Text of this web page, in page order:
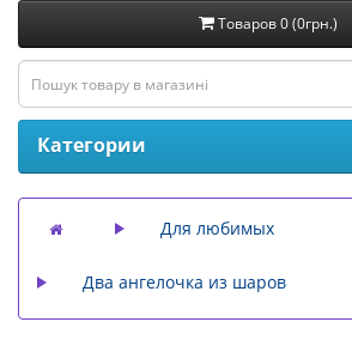
Товаров 0 (0грн.)
Категории
Для любимых
Два ангелочка из шаров